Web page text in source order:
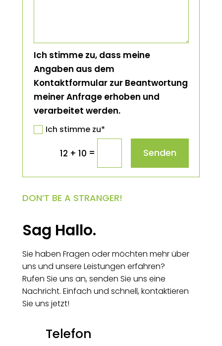
Ich stimme zu, dass meine
Angaben aus dem
Kontaktformular zur Beantwortung
meiner Anfrage erhoben und
verarbeitet werden.
Ich stimme zu*
12 + 10 = Senden
DON’T BE A STRANGER!
Sag Hallo.
Sie haben Fragen oder möchten mehr über
uns und unsere Leistungen erfahren?
Rufen Sie uns an, senden Sie uns eine
Nachricht. Einfach und schnell, kontaktieren
Sie uns jetzt!
Telefon